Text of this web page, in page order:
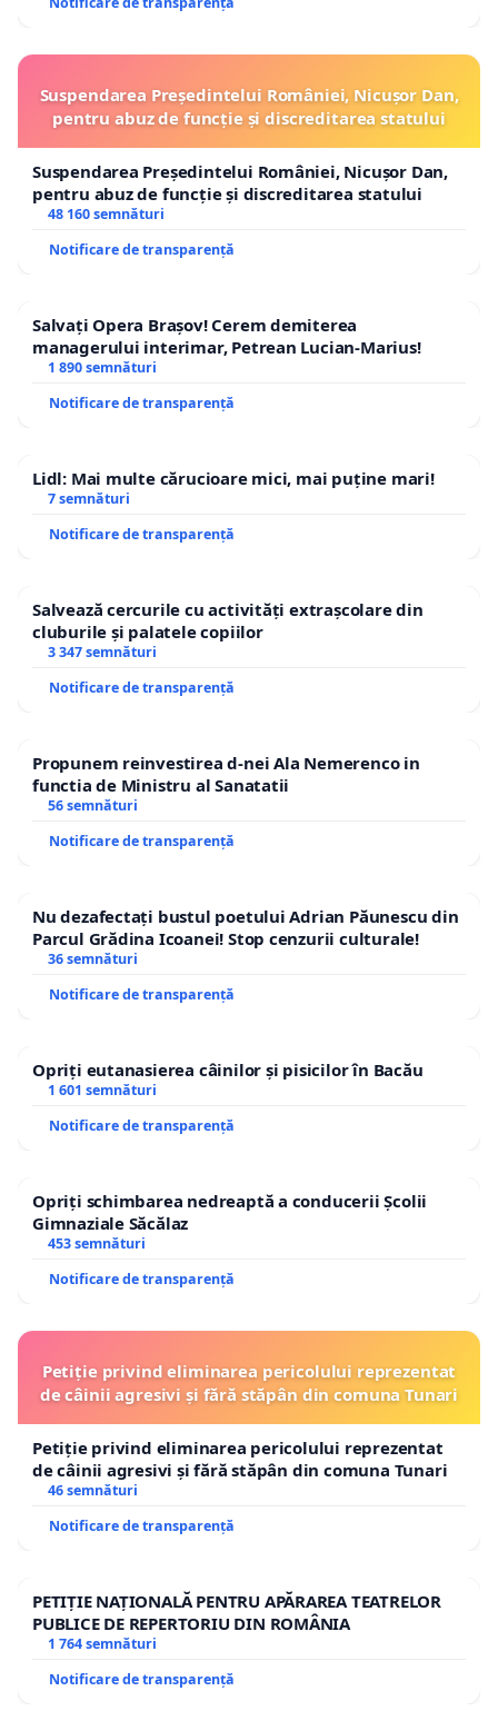
Suspendarea Președintelui României, Nicușor Dan,
pentru abuz de funcție și discreditarea statului
Suspendarea Președintelui României, Nicușor Dan,
pentru abuz de funcție și discreditarea statului
48 160 semnături
Notificare de transparență
Salvați Opera Brașov! Cerem demiterea
managerului interimar, Petrean Lucian-Marius!
1 890 semnături
Notificare de transparență
Lidl: Mai multe cărucioare mici, mai puține mari!
7 semnături
Notificare de transparență
Salvează cercurile cu activități extrașcolare din
cluburile și palatele copiilor
3 347 semnături
Notificare de transparență
Propunem reinvestirea d-nei Ala Nemerenco in
functia de Ministru al Sanatatii
56 semnături
Notificare de transparență
Nu dezafectați bustul poetului Adrian Păunescu din
Parcul Grădina Icoanei! Stop cenzurii culturale!
36 semnături
Notificare de transparență
Opriți eutanasierea câinilor și pisicilor în Bacău
1 601 semnături
Notificare de transparență
Opriți schimbarea nedreaptă a conducerii Școlii
Gimnaziale Săcălaz
453 semnături
Notificare de transparență
Petiție privind eliminarea pericolului reprezentat
de câinii agresivi și fără stăpân din comuna Tunari
Petiție privind eliminarea pericolului reprezentat
de câinii agresivi și fără stăpân din comuna Tunari
46 semnături
Notificare de transparență
PETIȚIE NAȚIONALĂ PENTRU APĂRAREA TEATRELOR
PUBLICE DE REPERTORIU DIN ROMÂNIA
1 764 semnături
Notificare de transparență